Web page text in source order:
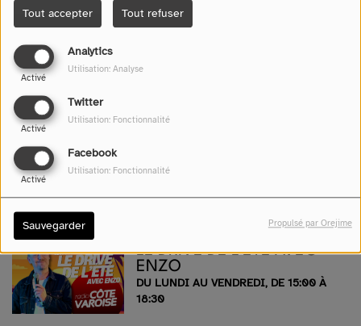
Tout accepter Tout refuser
Analytics
Activé
Utilisation: Analyse
Twitter
Activé
Utilisation: Fonctionnalité
Facebook
Activé
Utilisation: Fonctionnalité
Sauvegarder Propulsé par Orejime
DU LUNDI AU VENDREDI, DE 07:00 À
DU LUNDI AU VENDREDI, DE 10:00 À
LE DRIVE DE L'ÉTÉ AVEC
ENZO
DU LUNDI AU VENDREDI, DE 15:00 À
18:30